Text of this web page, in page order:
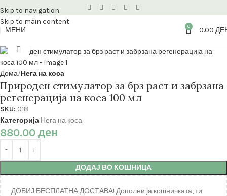
Skip to navigation
Skip to main content
МЕНИ
0 0.00
Кликнете за зголемување
Дома Нега на коса
Природен стимулатор за брз раст и забрзана
регенерација на коса 100 мл
SKU: 018
Категорија Нега на коса
880.00 ден
ДОДАЈ ВО КОШНИЦА
ДОБИЈ БЕСПЛАТНА ДОСТАВА! Дополни ја кошничката, ти